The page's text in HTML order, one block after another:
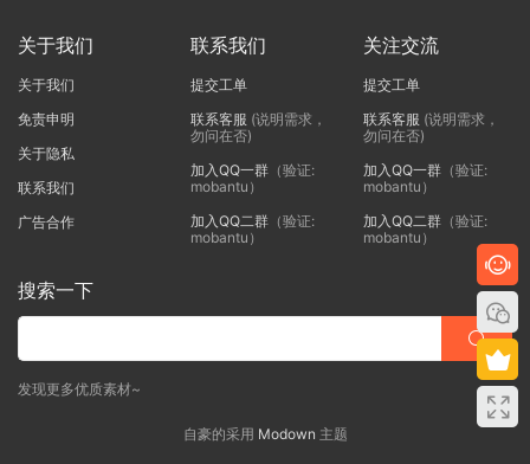
关于我们
关于我们
免责申明
关于隐私
联系我们
广告合作
联系我们
提交工单
联系客服 (说明需求，
勿问在否)
加入QQ一群（验证:
mobantu）
加入QQ二群（验证:
mobantu）
关注交流
提交工单
联系客服 (说明需求，
勿问在否)
加入QQ一群（验证:
mobantu）
加入QQ二群（验证:
mobantu）
搜索一下
发现更多优质素材~
自豪的采用 Modown 主题